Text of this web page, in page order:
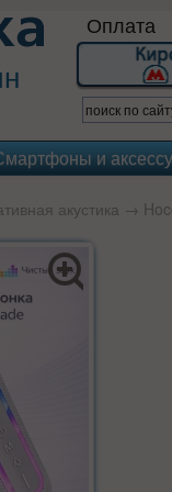
Оплата
и
акустика →